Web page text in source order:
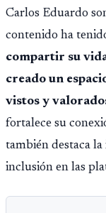
Carlos Eduardo
contenido ha
compartir su
creado un
vistos y
fortalece su
también destaca
inclusión en las